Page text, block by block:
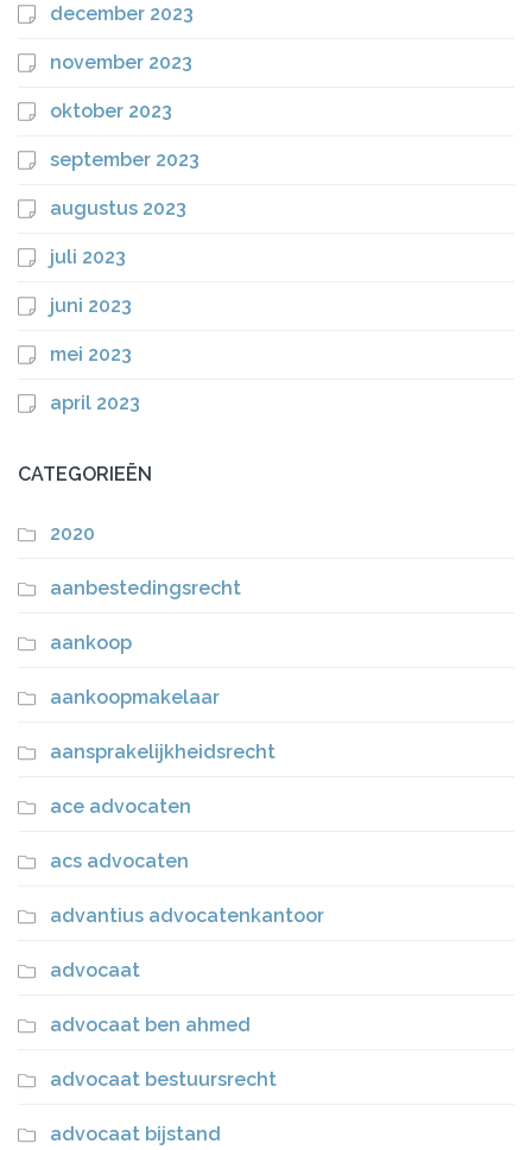
december 2023
november 2023
oktober 2023
september 2023
augustus 2023
juli 2023
juni 2023
mei 2023
april 2023
CATEGORIEËN
2020
aanbestedingsrecht
aankoop
aankoopmakelaar
aansprakelijkheidsrecht
ace advocaten
acs advocaten
advantius advocatenkantoor
advocaat
advocaat ben ahmed
advocaat bestuursrecht
advocaat bijstand